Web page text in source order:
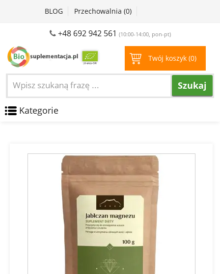
BLOG Przechowalnia (0)
+48 692 942 561 (10:00-14:00, pon-pt)
Twój koszyk (0)
Szukaj
Kategorie